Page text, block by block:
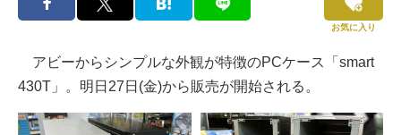
お気に入り
アビーからシンプルな外観が特徴のPCケース「smart
430T」。明日27日(金)から販売が開始される。